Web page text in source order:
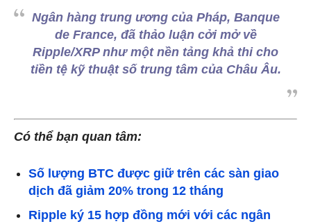
Ngân hàng trung ương của Pháp, Banque
de France, đã thảo luận cởi mở về
Ripple/XRP như một nền tảng khả thi cho
tiền tệ kỹ thuật số trung tâm của Châu Âu.
Có thể bạn quan tâm:
Số lượng BTC được giữ trên các sàn giao
dịch đã giảm 20% trong 12 tháng
Ripple ký 15 hợp đồng mới với các ngân